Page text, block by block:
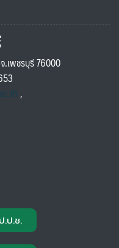
.เพชรบุรี 76000
,
.ป.ช.